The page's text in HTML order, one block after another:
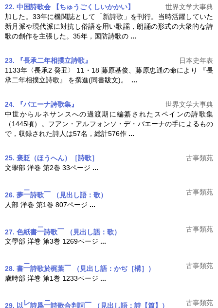
22. 中国詩歌会 【ちゅうごくしいかかい】
世界文学大事典
加した。33年に機関誌として「新詩歌 」を刊行。当時活躍していた
新月派や現代派に対抗し俗語を用い歌謡，朗誦の形式の大衆的な詩
歌の創作を主張した。35年，国防詩歌の ...
23. 『長承二年相撲立詩歌』
日本史年表
1133年〈長承2 癸丑〉 11・18 藤原基俊、藤原忠通の命により 『長
承二年相撲立詩歌 』 を撰進(同書跋文)。 ...
24. 『バエーナ詩歌集』
世界文学大事典
中世からルネサンスへの過渡期に編纂されたスペインの詩歌集
（1445頃）。フアン・アルフォンソ・デ・バエーナの手によるもの
で，収録された詩人は57名，総計576作 ...
25. 褒貶 （ほうへん） ［詩歌］
古事類苑
文學部 洋巻 第2巻 33ページ ...
26. 夢二詩歌一 （見出し語：歌）
古事類苑
人部 洋巻 第1巻 807ページ ...
27. 色紙書二詩歌一 （見出し語：歌）
古事類苑
文學部 洋巻 第3巻 1269ページ ...
28. 書二詩歌於梶葉一 （見出し語：かぢ［構］）
古事類苑
歳時部 洋巻 第1巻 1233ページ ...
29. 以レ詩爲二詩歌合判詞一 （見出し語：詩【篇】）
古事類苑